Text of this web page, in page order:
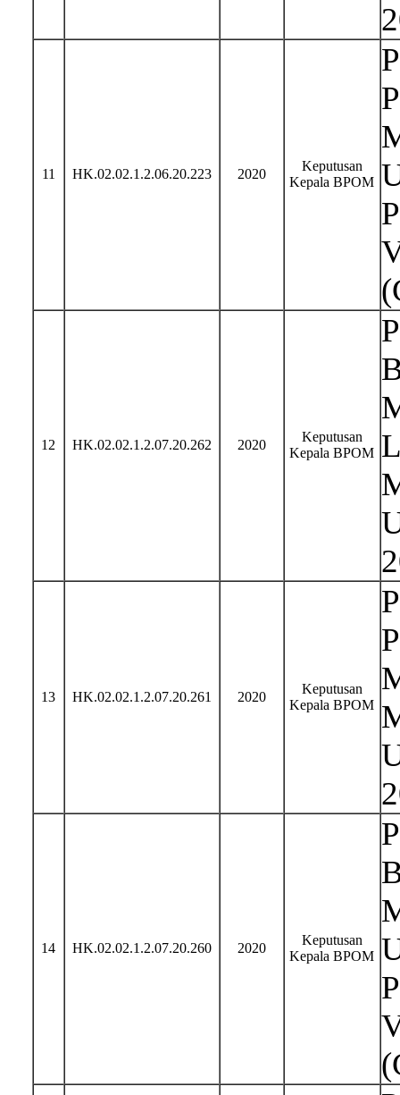
11 HK.02.02.1.2.06.20.223 2020
Keputusan
Kepala BPOM
12 HK.02.02.1.2.07.20.262 2020
Keputusan
Kepala BPOM
13 HK.02.02.1.2.07.20.261 2020
Keputusan
Kepala BPOM
14 HK.02.02.1.2.07.20.260 2020
Keputusan
Kepala BPOM